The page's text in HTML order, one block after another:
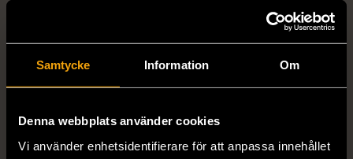
Samtycke Information Om
Denna webbplats använder cookies
Vi använder enhetsidentifierare för att anpassa innehållet